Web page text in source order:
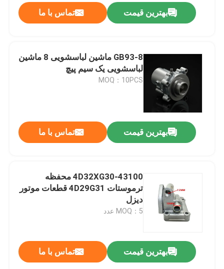
بهترین قیمت تماس با ما
GB93-8 ماشین لباسشویی 8 ماشین
لباسشویی یک سیم پیچ
MOQ：10PCS
بهترین قیمت تماس با ما
4D32XG30-43100 محفظه
ترموستات 4D29G31 قطعات موتور
دیزل
MOQ：5 عدد
بهترین قیمت تماس با ما